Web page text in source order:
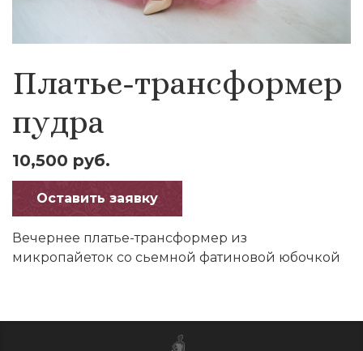
Платье-трансформер
пудра
10,500 руб.
Оставить заявку
Вечернее платье-трансформер из
микропайеток со сьемной фатиновой юбочкой